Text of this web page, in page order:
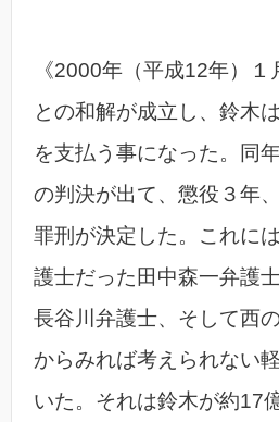
《2000年（平成12年）
との和解が成立し、鈴木
を支払う事になった。同
の判決が出て、懲役３年
罪刑が決定した。これに
護士だった田中森一弁護
長谷川弁護士、そして西
からみれば考えられない
いた。それは鈴木が約17